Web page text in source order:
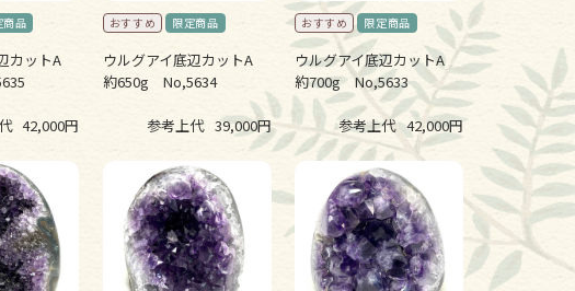
カットA
42,000円
ウルグアイ底辺カットA
約650g No,5634
参考上代 39,000円
ウルグアイ底辺カットA
約700g No,5633
参考上代 42,000円